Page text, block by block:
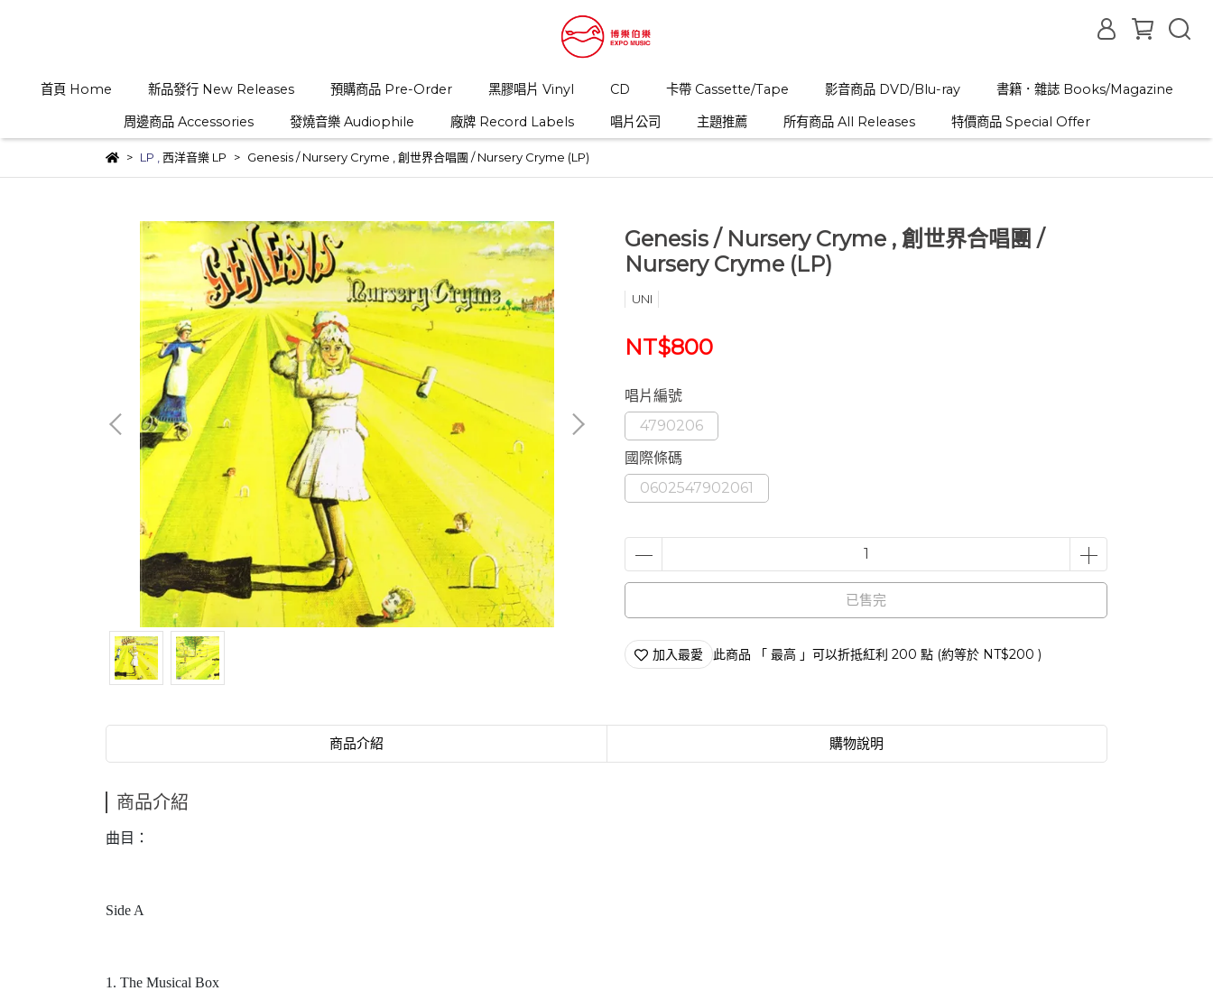
首頁 Home 新品發行 New Releases 預購商品 Pre-Order 黑膠唱片 Vinyl CD 卡帶 Cassette/Tape 影音商品 DVD/Blu-ray
書籍．雜誌 Books/Magazine
周邊商品 Accessories
發燒音樂 Audiophile 廠牌 Record Labels 唱片公司 主題推薦 所有商品 All Releases 特價商品 Special Offer
LP 西洋音樂 LP Genesis ‎/ Nursery Cryme , 創世界合唱團 / Nursery Cryme (LP)
Genesis ‎/ Nursery Cryme , 創世界合唱團 /
Nursery Cryme (LP)
UNI
NT$800
唱片編號
4790206
國際條碼
0602547902061
已售完
加入最愛 此商品 「 最高 」可以折抵紅利 200 點 (約等於 NT$200 )
商品介紹 購物說明
商品介紹
曲目：
Side A
1. The Musical Box